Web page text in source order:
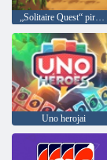
„Solitaire Quest“ piramidė
Uno herojai